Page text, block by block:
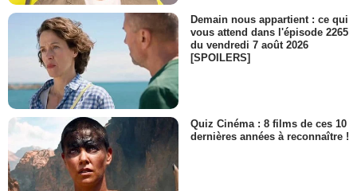
Demain nous appartient : ce qui
vous attend dans l'épisode 2265
du vendredi 7 août 2026
[SPOILERS]
Quiz Cinéma : 8 films de ces 10
dernières années à reconnaître !